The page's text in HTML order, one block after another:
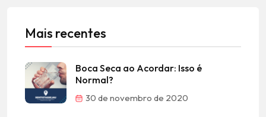
Mais recentes
Boca Seca ao Acordar: Isso é
Normal?
30 de novembro de 2020